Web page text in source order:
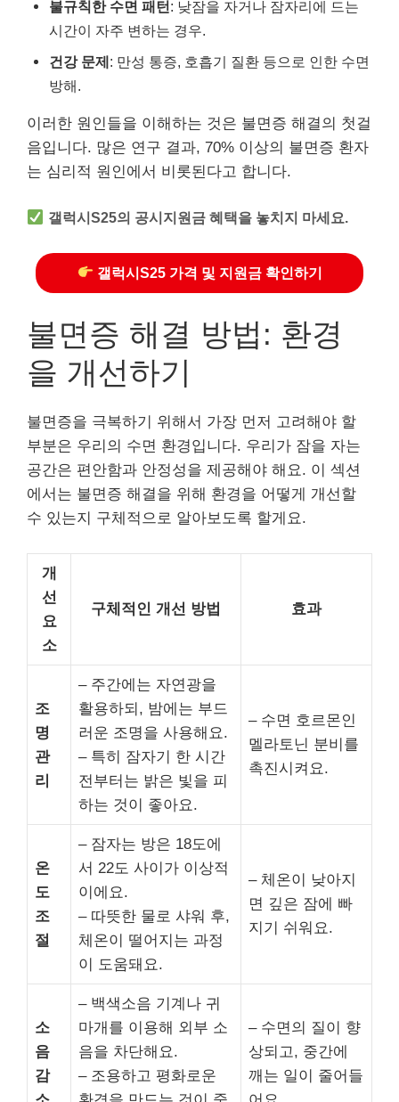
불규칙한 수면 패턴: 낮잠을 자거나 잠자리에 드는
시간이 자주 변하는 경우.
건강 문제: 만성 통증, 호흡기 질환 등으로 인한 수면
방해.
이러한 원인들을 이해하는 것은 불면증 해결의 첫걸
음입니다. 많은 연구 결과, 70% 이상의 불면증 환자
는 심리적 원인에서 비롯된다고 합니다.
갤럭시S25의 공시지원금 혜택을 놓치지 마세요.
갤럭시S25 가격 및 지원금 확인하기
불면증 해결 방법: 환경
을 개선하기
불면증을 극복하기 위해서 가장 먼저 고려해야 할
부분은 우리의 수면 환경입니다. 우리가 잠을 자는
공간은 편안함과 안정성을 제공해야 해요. 이 섹션
에서는 불면증 해결을 위해 환경을 어떻게 개선할
수 있는지 구체적으로 알아보도록 할게요.
개
선
요
소
구체적인 개선 방법 효과
조
명
관
리
– 주간에는 자연광을
활용하되, 밤에는 부드
러운 조명을 사용해요.
– 특히 잠자기 한 시간
전부터는 밝은 빛을 피
하는 것이 좋아요.
– 수면 호르몬인
멜라토닌 분비를
촉진시켜요.
온
도
조
절
– 잠자는 방은 18도에
서 22도 사이가 이상적
이에요.
– 따뜻한 물로 샤워 후,
체온이 떨어지는 과정
이 도움돼요.
– 체온이 낮아지
면 깊은 잠에 빠
지기 쉬워요.
소
음
감
– 백색소음 기계나 귀
마개를 이용해 외부 소
음을 차단해요.
– 조용하고 평화로운
– 수면의 질이 향
상되고, 중간에
깨는 일이 줄어들